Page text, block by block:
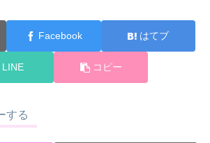
Facebook はてブ
LINE コピー
する